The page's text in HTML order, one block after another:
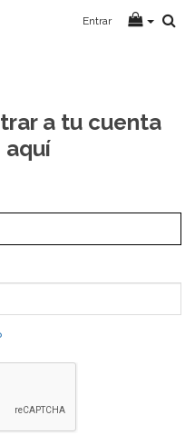
Entrar
a tu cuenta
aquí